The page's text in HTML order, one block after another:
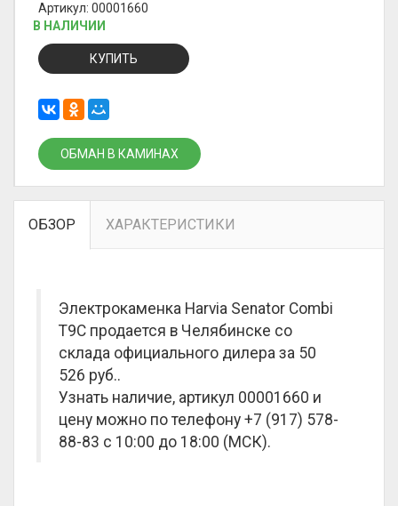
Артикул: 00001660
В НАЛИЧИИ
КУПИТЬ
ОБМАН В КАМИНАХ
ОБЗОР ХАРАКТЕРИСТИКИ
Электрокаменка Harvia Senator Combi
T9C продается в Челябинске со
склада официального дилера за 50
526 руб..
Узнать наличие, артикул 00001660 и
цену можно по телефону +7 (917) 578-
88-83 с 10:00 до 18:00 (МСК).